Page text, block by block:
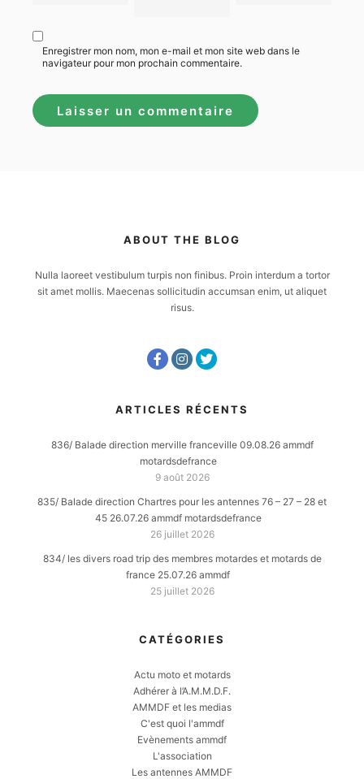
Enregistrer mon nom, mon e-mail et mon site web dans le
navigateur pour mon prochain commentaire.
ABOUT THE BLOG
Nulla laoreet vestibulum turpis non finibus. Proin interdum a tortor
sit amet mollis. Maecenas sollicitudin accumsan enim, ut aliquet
risus.
ARTICLES RÉCENTS
836/ Balade direction merville franceville 09.08.26 ammdf
motardsdefrance
9 août 2026
835/ Balade direction Chartres pour les antennes 76 – 27 – 28 et
45 26.07.26 ammdf motardsdefrance
26 juillet 2026
834/ les divers road trip des membres motardes et motards de
france 25.07.26 ammdf
25 juillet 2026
CATÉGORIES
Actu moto et motards
Adhérer à l’A.M.M.D.F.
AMMDF et les medias
C'est quoi l'ammdf
Evènements ammdf
L'association
Les antennes AMMDF